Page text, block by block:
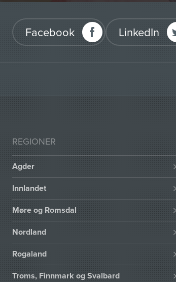
Facebook LinkedIn
REGIONER
Agder
Innlandet
Møre og Romsdal
Nordland
Rogaland
Troms, Finnmark og Svalbard